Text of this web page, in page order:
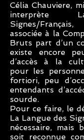
Célia Chauviere,
interprète
Signes/
associée à la
Bruts part d’un
existe encore
d’accès à la
pour les
fortiori, peu
entendants
sourde.
Pour ce faire, le
La Langue des
nécessaire, mais
soit reconnue